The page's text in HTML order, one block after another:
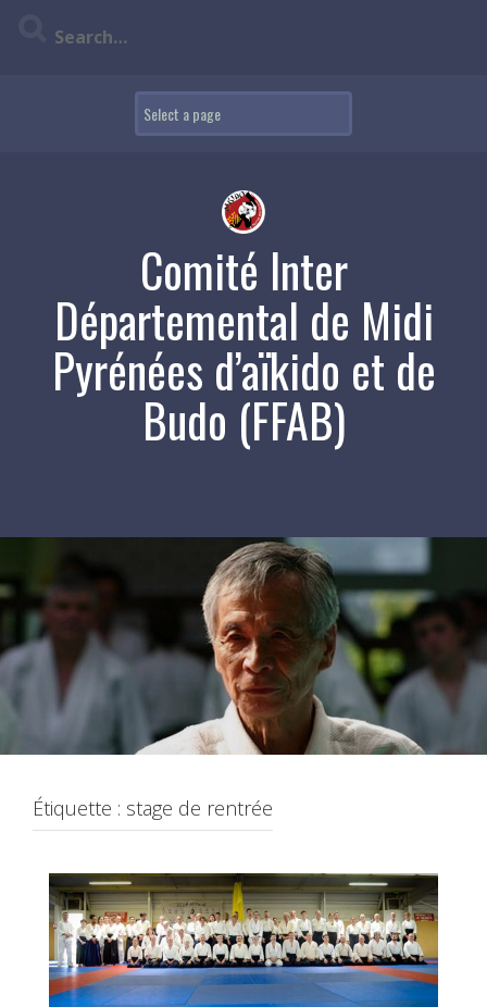
Comité Inter
Départemental de Midi
Pyrénées d’aïkido et de
Budo (FFAB)
Étiquette : stage de rentrée